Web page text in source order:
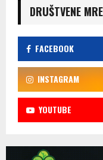
DRUŠTVENE
FACEBOOK
INSTAGRAM
YOUTUBE